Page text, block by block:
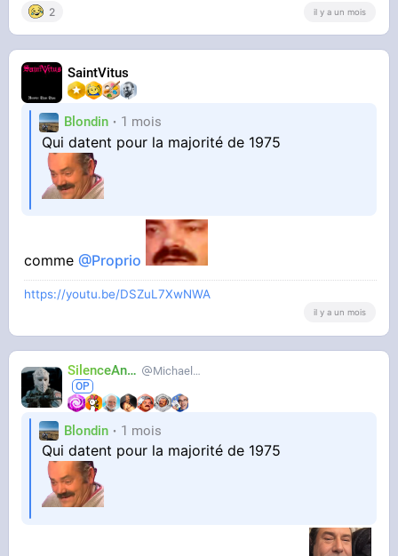
2 il y a un mois
SaintVitus
Blondin 1 mois
Qui datent pour la majorité de 1975
comme@Proprio
https://youtu.be/DSZuL7XwNWA
il y a un mois
SilenceAnus MichaelMann
Blondin 1 mois
Qui datent pour la majorité de 1975